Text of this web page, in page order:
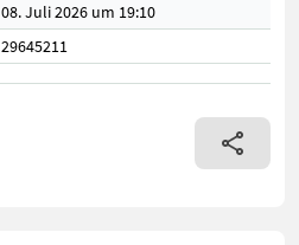
08. Juli 2026 um 19:10
29645211